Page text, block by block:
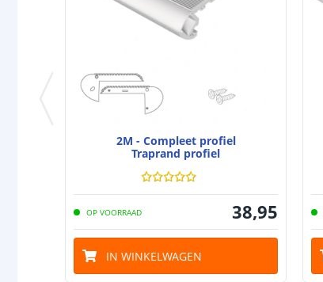
2M - Compleet profiel
Traprand profiel
OP VOORRAAD 38,95
IN WINKELWAGEN